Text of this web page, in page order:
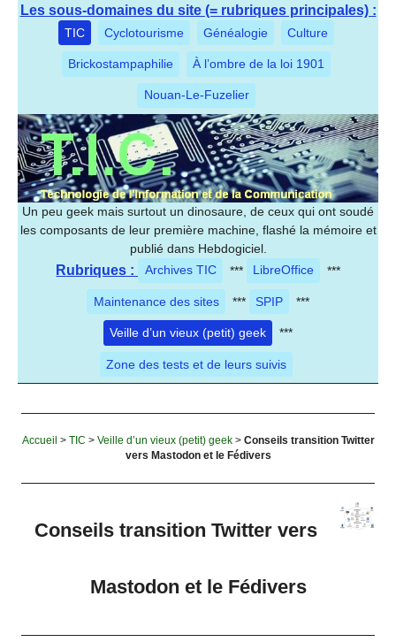
Les sous-domaines du site (= rubriques principales) :
TIC Cyclotourisme Généalogie Culture
Brickostampaphilie À l’ombre de la loi 1901
Nouan-Le-Fuzelier
Un peu geek mais surtout un dinosaure, de ceux qui ont soudé
les composants de leur première machine, flashé la mémoire et
publié dans Hebdogiciel.
Rubriques : Archives TIC *** LibreOffice ***
Maintenance des sites *** SPIP ***
Veille d’un vieux (petit) geek ***
Zone des tests et de leurs suivis
Accueil > TIC > Veille d’un vieux (petit) geek> Conseils transition Twitter
vers Mastodon et le Fédivers
Conseils transition Twitter vers
Mastodon et le Fédivers